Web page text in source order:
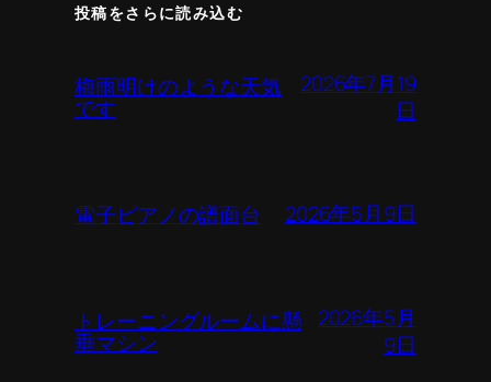
投稿をさらに読み込む
梅雨明けのような天気
です
2026年7月19
日
電子ピアノの譜面台 2026年5月9日
トレーニングルームに懸
垂マシン
2026年5月
9日